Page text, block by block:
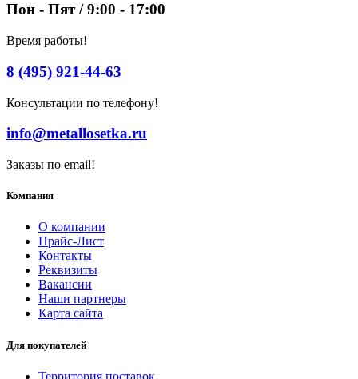
Пон - Пят / 9:00 - 17:00
Время работы!
8 (495) 921-44-63
Консультации по телефону!
info@metallosetka.ru
Заказы по email!
Компания
О компании
Прайс-Лист
Контакты
Реквизиты
Вакансии
Наши партнеры
Карта сайта
Для покупателей
Территория поставок